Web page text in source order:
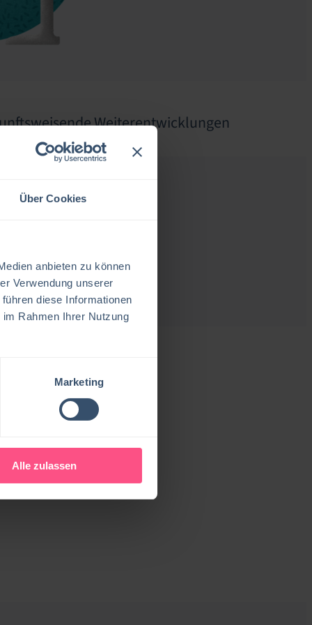
Über Cookies
anbieten zu können
Verwendung unserer
diese Informationen
Rahmen Ihrer Nutzung
Marketing
Alle zulassen
Weiterentwicklungen